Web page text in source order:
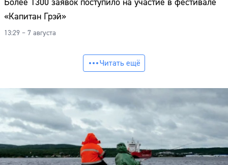
Более 1300 заявок поступило на участие в фестивале
«Капитан Грэй»
13:29 – 7 августа
Читать ещё